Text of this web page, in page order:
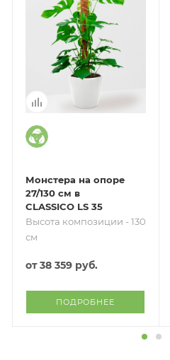
Монстера на опоре
27/130 см в
CLASSICO LS 35
Высота композиции - 130
см
от38 359 руб.
ПОДРОБНЕЕ